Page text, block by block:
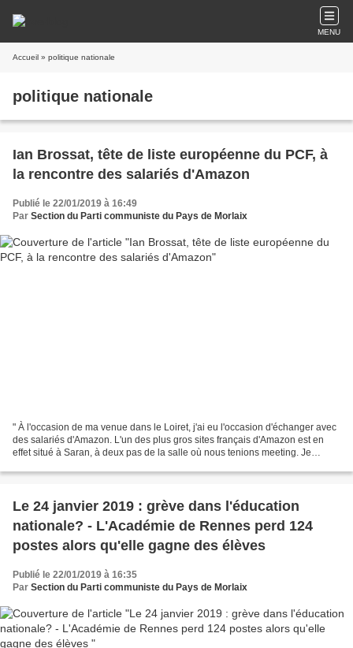
MENU
Accueil » politique nationale
politique nationale
Ian Brossat, tête de liste européenne du PCF, à
la rencontre des salariés d'Amazon
Publié le 22/01/2019 à 16:49
Par Section du Parti communiste du Pays de Morlaix
" À l'occasion de ma venue dans le Loiret, j'ai eu l'occasion d'échanger avec
des salariés d'Amazon. L'un des plus gros sites français d'Amazon est en
effet situé à Saran, à deux pas de la salle où nous tenions meeting. Je
Le 24 janvier 2019 : grève dans l'éducation
nationale? - L'Académie de Rennes perd 124
postes alors qu'elle gagne des élèves
Publié le 22/01/2019 à 16:35
Par Section du Parti communiste du Pays de Morlaix